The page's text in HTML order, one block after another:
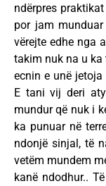
ndërpres
por jam
vërejte edhe nga
takim nuk na u ka
ecnin e unë jetoja
E tani vij deri
mundur që nuk i
ka punuar në
ndonjë sinjal, të
vetëm mundem
kanë ndodhur..